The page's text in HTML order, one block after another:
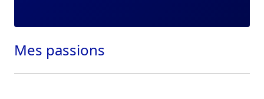
Mes passions